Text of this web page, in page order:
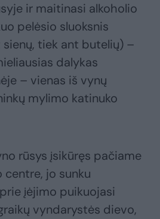
ir maitinasi alkoholio
pelėsio sluoksnis
tiek ant butelių) –
dalykas
– vienas iš vynų
mylimo katinuko
rūsys įsikūręs pačiame
centre, jo sunku
įėjimo puikuojasi
vyndarystės dievo,